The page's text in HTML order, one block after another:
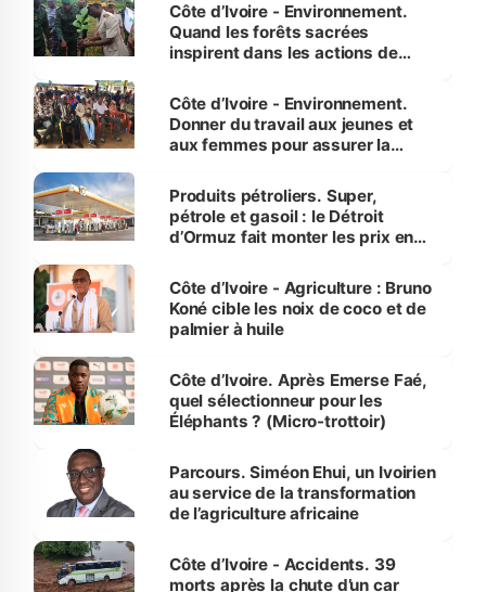
Côte d’Ivoire - Environnement.
Quand les forêts sacrées
inspirent dans les actions de
Côte d’Ivoire - Environnement.
Donner du travail aux jeunes et
aux femmes pour assurer la
menacées
Produits pétroliers. Super,
pétrole et gasoil : le Détroit
d’Ormuz fait monter les prix en
Côte d’Ivoire - Agriculture : Bruno
Koné cible les noix de coco et de
palmier à huile
Côte d’Ivoire. Après Emerse Faé,
quel sélectionneur pour les
Éléphants ? (Micro-trottoir)
Parcours. Siméon Ehui, un Ivoirien
au service de la transformation
de l’agriculture africaine
Côte d’Ivoire - Accidents. 39
morts après la chute d’un car